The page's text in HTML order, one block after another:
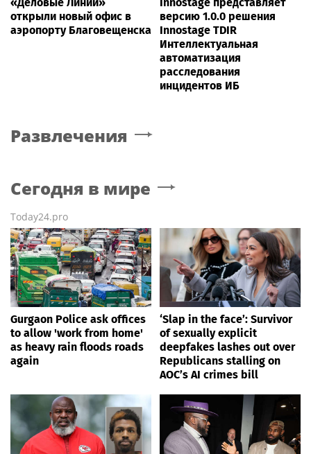
открыли новый офис в
аэропорту Благовещенска
версию 1.0.0 решения
Innostage TDIR
Интеллектуальная
автоматизация
расследования
инцидентов ИБ
Развлечения
Сегодня в мире
Today24.pro
Gurgaon Police ask offices
to allow 'work from home'
as heavy rain floods roads
again
‘Slap in the face’: Survivor
of sexually explicit
deepfakes lashes out over
Republicans stalling on
AOC’s AI crimes bill